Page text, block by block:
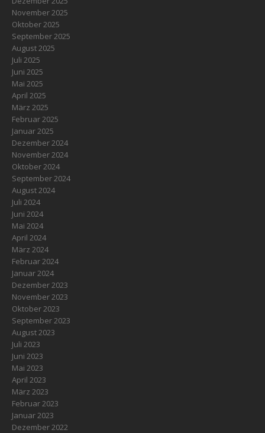
November 2025
Oktober 2025
September 2025
August 2025
Juli 2025
Juni 2025
Mai 2025
April 2025
März 2025
Februar 2025
Januar 2025
Dezember 2024
November 2024
Oktober 2024
September 2024
August 2024
Juli 2024
Juni 2024
Mai 2024
April 2024
März 2024
Februar 2024
Januar 2024
Dezember 2023
November 2023
Oktober 2023
September 2023
August 2023
Juli 2023
Juni 2023
Mai 2023
April 2023
März 2023
Februar 2023
Januar 2023
Dezember 2022